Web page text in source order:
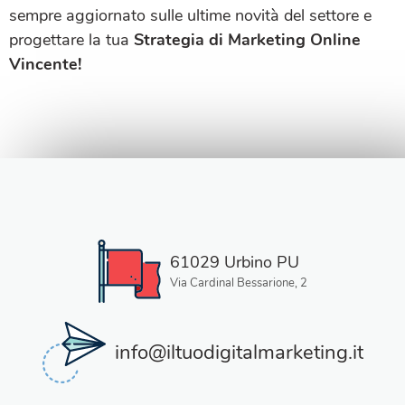
sempre aggiornato sulle ultime novità del settore e
progettare la tua Strategia di Marketing Online
Vincente!
61029 Urbino PU
Via Cardinal Bessarione, 2
info@iltuodigitalmarketing.it